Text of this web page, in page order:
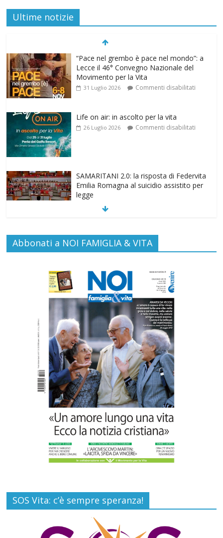
Ultime notizie
“Pace nel grembo è pace nel mondo”: a
Lecce il 46° Convegno Nazionale del
Movimento per la Vita
31 Luglio 2026 Commenti disabilitati
26 Luglio 2026 Commenti disabilitati
Emilia Romagna al suicidio assistito per
legge
25 Luglio 2026
16 Luglio 2026 Commenti disabilitati
EDITORIA: “LETTERE AL POPOLO
DELLA VITA”
13 Luglio 2026 Commenti disabilitati
Paolo VI, un santo che canta la bellezza
della vita
6 Agosto 2026 Commenti disabilitati
Abbonati a NOI FAMIGLIA & VITA
SOS Vita: c’è sempre speranza!